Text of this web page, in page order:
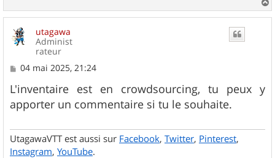
a
utagawa
Administ
rateur
M
s
s
a
04 mai 2025, 21:24
L'inventaire est en crowdsourcing, tu peux y
apporter un commentaire si tu le souhaite.
UtagawaVTT est aussi sur Facebook, Twitter, Pinterest,
Instagram, YouTube.